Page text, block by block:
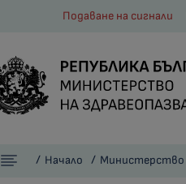
Подаване на сигнали
Начало Министерство